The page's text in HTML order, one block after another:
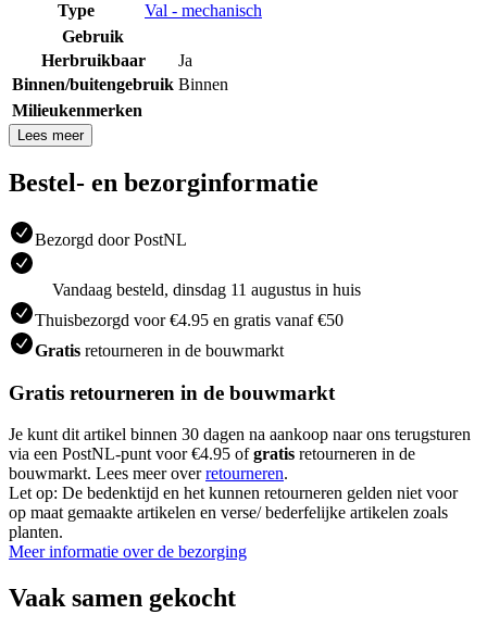
Type
Val - mechanisch
Gebruik
Herbruikbaar
Ja
Binnen/buitengebruik Binnen
Milieukenmerken
Lees meer
Bestel- en bezorginformatie
Bezorgd door PostNL
Vandaag besteld, dinsdag 11 augustus in huis
Thuisbezorgd voor €4.95 en gratis vanaf €50
Gratis retourneren in de bouwmarkt
Gratis retourneren in de bouwmarkt
Je kunt dit artikel binnen 30 dagen na aankoop naar ons terugsturen
via een PostNL-punt voor €4.95 ofgratis retourneren in de
bouwmarkt. Lees meer overretourneren.
Let op: De bedenktijd en het kunnen retourneren gelden niet voor
op maat gemaakte artikelen en verse/ bederfelijke artikelen zoals
planten.
Meer informatie over de bezorging
Vaak samen gekocht